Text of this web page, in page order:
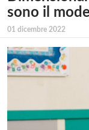
sono il
01 dicembre 2022